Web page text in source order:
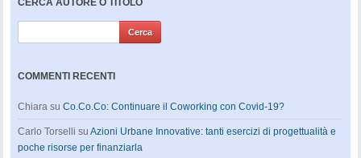
CERCA AUTORE O TITOLO
COMMENTI RECENTI
Chiarasu Co.Co.Co: Continuare il Coworking con Covid-19?
Carlo Torselli su Azioni Urbane Innovative: tanti esercizi di progettualità e
poche risorse per finanziarla